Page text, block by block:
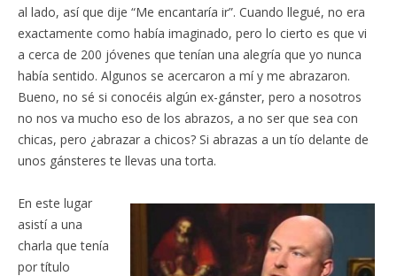
al lado, así que dije “Me encantaría ir”. Cuando llegué, no era
exactamente como había imaginado, pero lo cierto es que vi
a cerca de 200 jóvenes que tenían una alegría que yo nunca
había sentido. Algunos se acercaron a mí y me abrazaron.
Bueno, no sé si conocéis algún ex-gánster, pero a nosotros
no nos va mucho eso de los abrazos, a no ser que sea con
chicas, pero ¿abrazar a chicos? Si abrazas a un tío delante de
unos gánsteres te llevas una torta.
En este lugar
asistí a una
charla que tenía
por título